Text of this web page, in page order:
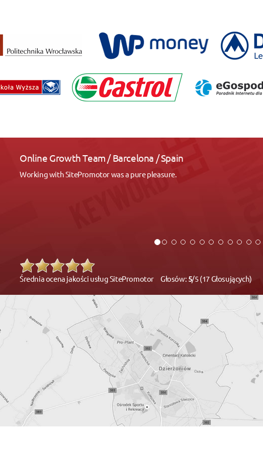
Online Growth Team / Barcelona / Spain
Working with SitePromotor was a pure pleasure.
Średnia ocena jakości usług SitePromotor Głosów: 5/5 (17 Głosujących)